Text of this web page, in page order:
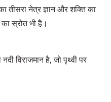
तीसरा नेत्र ज्ञान और शक्ति का
स्रोत भी है।
विराजमान है, जो पृथ्वी पर